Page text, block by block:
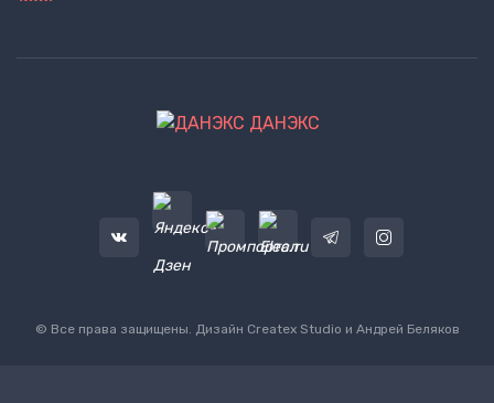
ДАНЭКС
© Все права защищены. Дизайн Createx Studio и Андрей Беляков